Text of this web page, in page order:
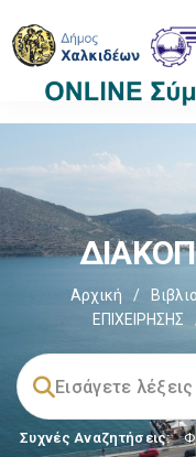
Αρχική /
ΕΠΙΧΕIΡΗΣΗΣ
Συχνές Αναζητήσεις: